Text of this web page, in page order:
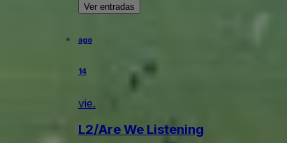
Ver entradas
ago
14
vie.
L2/Are We Listening